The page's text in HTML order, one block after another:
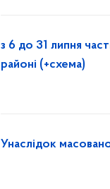
з 6 до 31 липня
районі (+схема)
Унаслідок